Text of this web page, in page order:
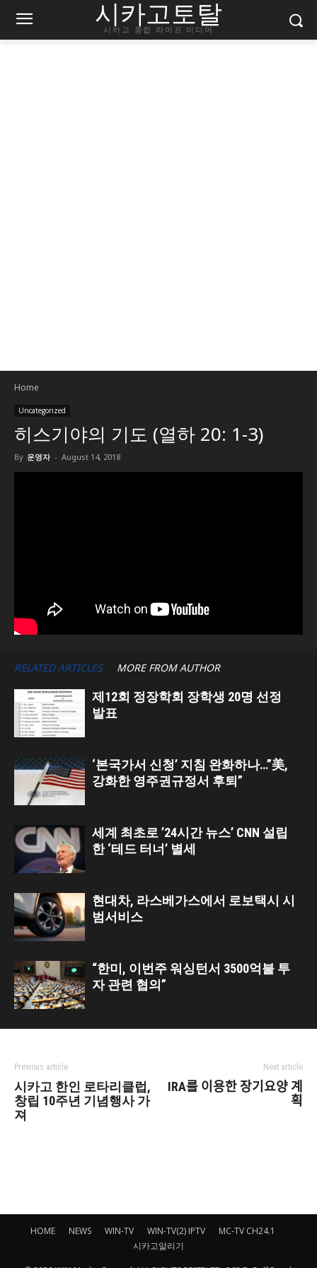
시카고토탈
시카고 종합 라이프 미디어
Home
Uncategorized
히스기야의 기도 (열하 20: 1-3)
By 운영자 - August 14, 2018
RELATED ARTICLES MORE FROM AUTHOR
제12회 정장학회 장학생 20명 선정
발표
‘본국가서 신청’ 지침 완화하나…”美,
강화한 영주권규정서 후퇴”
세계 최초로 ’24시간 뉴스’ CNN 설립
한 ‘테드 터너’ 별세
현대차, 라스베가스에서 로보택시 시
범서비스
“한미, 이번주 워싱턴서 3500억불 투
자 관련 협의”
Previous article
시카고 한인 로타리클럽,
창립 10주년 기념행사 가
져
Next article
IRA를 이용한 장기요양 계
획
HOME NEWS WIN-TV WIN-TV(2) IPTV
MC-TV CH24.1
시카고알리기